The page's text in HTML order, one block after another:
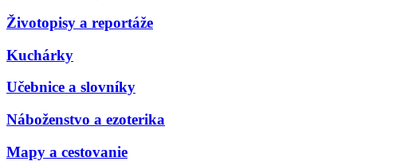
Životopisy a reportáže
Kuchárky
Učebnice a slovníky
Náboženstvo a ezoterika
Mapy a cestovanie